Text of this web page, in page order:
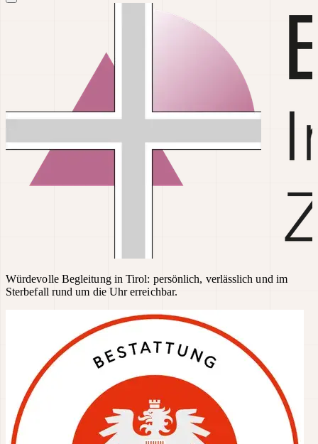
Würdevolle Begleitung in Tirol: persönlich, verlässlich und im
Sterbefall rund um die Uhr erreichbar.